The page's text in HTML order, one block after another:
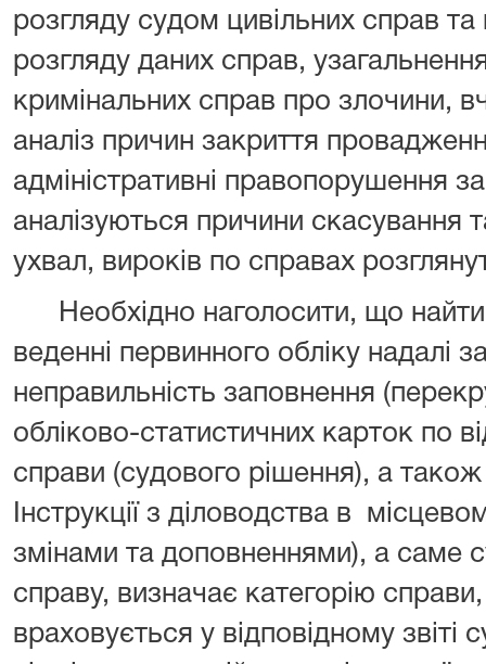
розгляду судом цивільних справ
розгляду даних справ,
кримінальних справ про злочини,
аналіз причин закриття
адміністративні правопорушення
аналізуються причини скасування
ухвал, вироків по справах
Необхідно наголосити, що
веденні первинного обліку надалі
неправильність заповнення
обліково-статистичних карток по
справи (судового рішення), а
Інструкції з діловодства в
змінами та доповненнями), а саме
справу, визначає категорію
враховується у відповідному